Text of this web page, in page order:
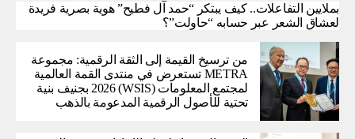
بملايين التفاعلات.. كيف يبتكر “حمد آل فطيح” هوية بصرية فريدة
لعشاق الشعر عبر حسابه “حاولت”؟
من ترسيخ القيمة إلى الثقة الرقمية: مجموعة
METRA تستعرض في منتدى القمة العالمية
لمجتمع المعلومات (WSIS) 2026 بجنيف بنية
تحتية للأصول الرقمية المدعومة بالذهب